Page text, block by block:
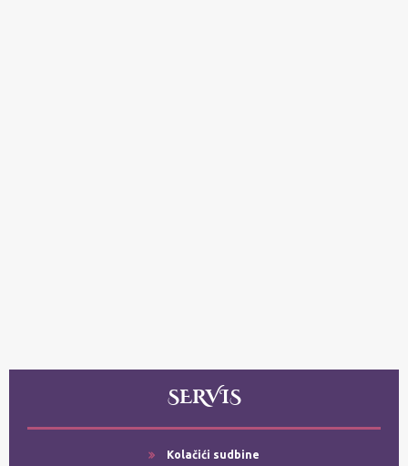
SERVIS
Kolačići sudbine